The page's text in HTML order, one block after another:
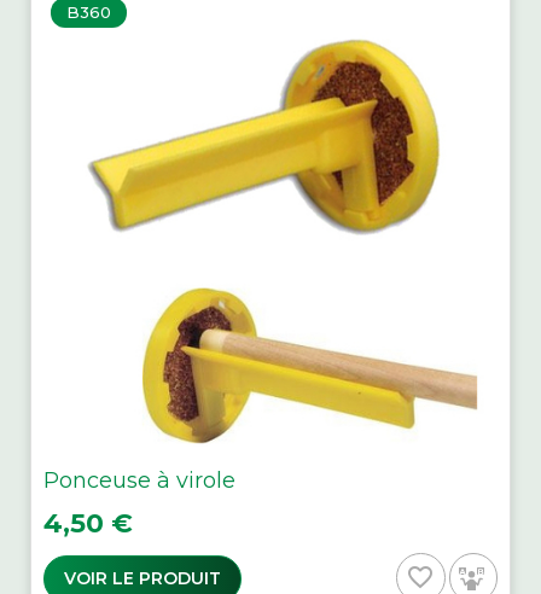
B360
Ponceuse à virole
Prix
4,50 €
VOIR LE PRODUIT favorite_border